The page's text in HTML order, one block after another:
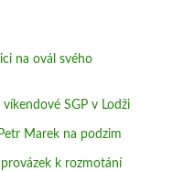
na ovál svého
SGP v Lodži
Marek na podzim
k rozmotání